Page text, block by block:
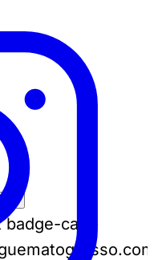
cat--